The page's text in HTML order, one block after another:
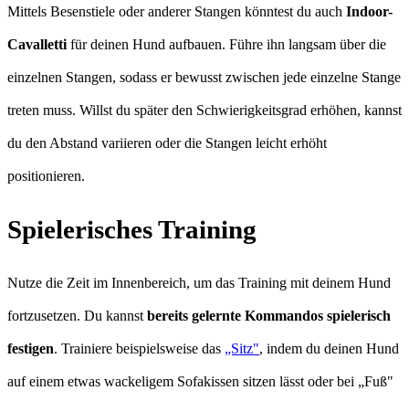
Mittels Besenstiele oder anderer Stangen könntest du auch Indoor-
Cavalletti für deinen Hund aufbauen. Führe ihn langsam über die
einzelnen Stangen, sodass er bewusst zwischen jede einzelne Stange
treten muss. Willst du später den Schwierigkeitsgrad erhöhen, kannst
du den Abstand variieren oder die Stangen leicht erhöht
positionieren.
Spielerisches Training
Nutze die Zeit im Innenbereich, um das Training mit deinem Hund
fortzusetzen. Du kannst bereits gelernte Kommandos spielerisch
festigen. Trainiere beispielsweise das „Sitz", indem du deinen Hund
auf einem etwas wackeligem Sofakissen sitzen lässt oder bei „Fuß"